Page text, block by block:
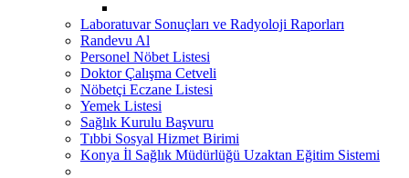
Laboratuvar Sonuçları ve Radyoloji Raporları
Randevu Al
Personel Nöbet Listesi
Doktor Çalışma Cetveli
Nöbetçi Eczane Listesi
Yemek Listesi
Sağlık Kurulu Başvuru
Tıbbi Sosyal Hizmet Birimi
Konya İl Sağlık Müdürlüğü Uzaktan Eğitim Sistemi